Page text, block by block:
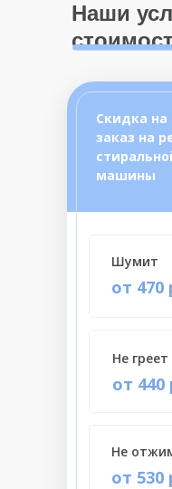
Наши
Скидка
заказ на
машины
от 470
Шумит
от 440
Не
от 530
Не